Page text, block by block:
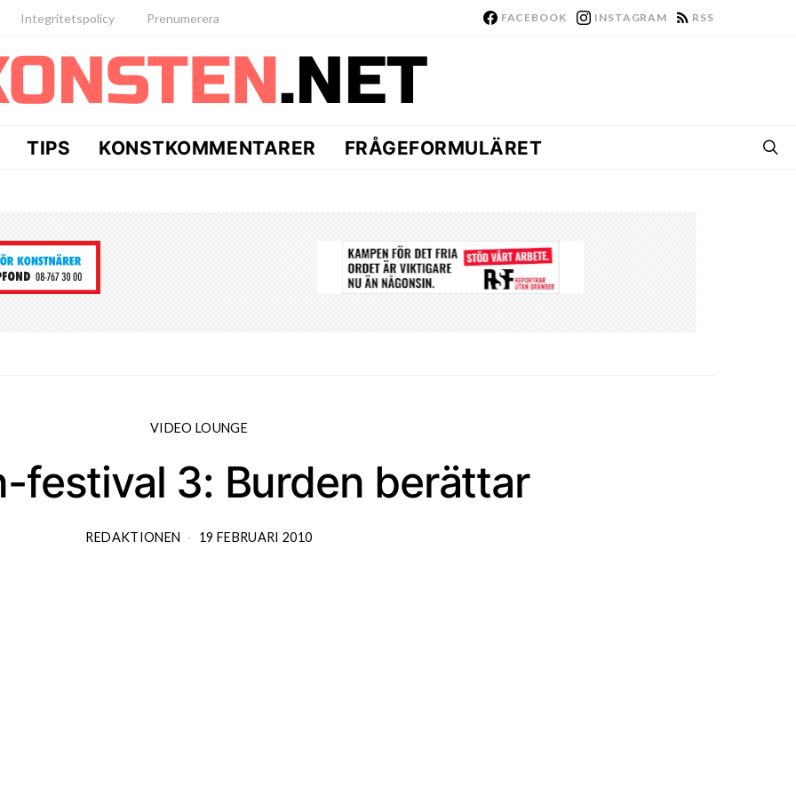
Integritetspolicy Prenumerera FACEBOOK INSTAGRAM RSS
TIPS KONSTKOMMENTARER FRÅGEFORMULÄRET
VIDEO LOUNGE
festival 3: Burden berättar
REDAKTIONEN 19 FEBRUARI 2010